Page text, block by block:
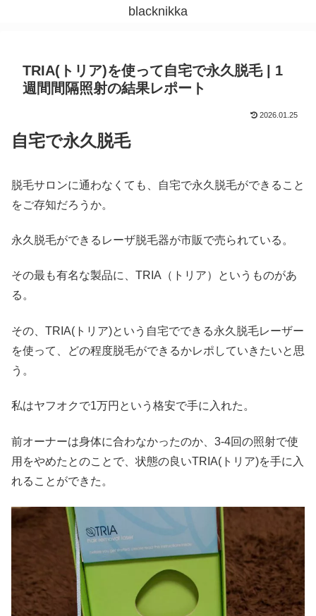
blacknikka
TRIA(トリア)を使って自宅で永久脱毛 | 1
週間間隔照射の結果レポート
2026.01.25
自宅で永久脱毛
脱毛サロンに通わなくても、自宅で永久脱毛ができること
をご存知だろうか。
永久脱毛ができるレーザ脱毛器が市販で売られている。
その最も有名な製品に、TRIA（トリア）というものがあ
る。
その、TRIA(トリア)という自宅でできる永久脱毛レーザー
を使って、どの程度脱毛ができるかレポしていきたいと思
う。
私はヤフオクで1万円という格安で手に入れた。
前オーナーは身体に合わなかったのか、3-4回の照射で使
用をやめたとのことで、状態の良いTRIA(トリア)を手に入
れることができた。